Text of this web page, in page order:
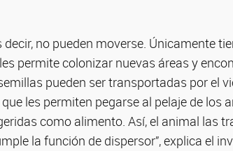
no pueden moverse. Únicamente
permite colonizar nuevas áreas y
pueden ser transportadas por el
les permiten pegarse al pelaje de los
como alimento. Así, el animal las
la función de dispersor”, explica el